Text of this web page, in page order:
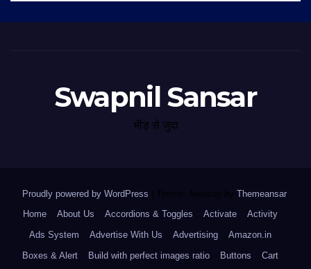
Swapnil Sansar
भीड़ से जुदा
Proudly powered by WordPress Theme: Newsup by Themeansar.
Home
About Us Accordions & Toggles Activate
Activity
Ads System
Advertise With Us Advertising
Amazon.in
Boxes & Alert
Build with perfect images ratio Buttons
Cart